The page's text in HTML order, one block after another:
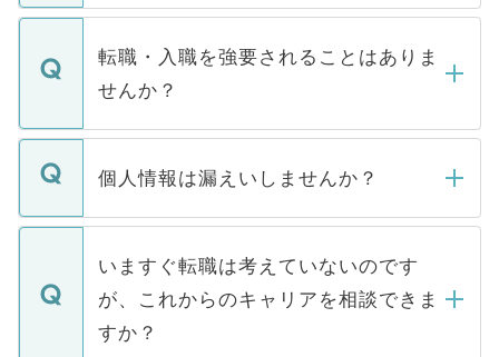
ます。通常、5営業日以内にはご連絡をせて
いただきますので、しばらくお待ちくださ
マイナビDOCTORで取り扱っている求人の
うち約3割は、Webサイトからご覧いただ
けない「非公開求人」です。非公開求人は
下記の理由によって、一般には公開してい
ません。
■応募殺到を避けるため 人気のある医療機
関を公にしてしまうと、応募が殺到する場
に、医療機関が求める条件に合った人材の
みを人材紹介会社に依頼するケースが増え
ています。
転職・入職を強要されることはありま
せんか？
転職・入職を強要することは一切ありませ
ん。また、仮に応募先から内定をいただい
定を承諾する必要はありません。内定先へ
の辞退の連絡はキャリアパートナーが行い
個人情報は漏えいしませんか？
個人情報が漏えいすることはありませんの
で、ご安心ください。当サイトからの登録
などで収集したご登録者様の個人情報は、
ご本人のキャリアアップおよび転職活動の
支援を目的に使用いたします。お預かりし
いますぐ転職は考えていないのです
が、これからのキャリアを相談できま
すか？